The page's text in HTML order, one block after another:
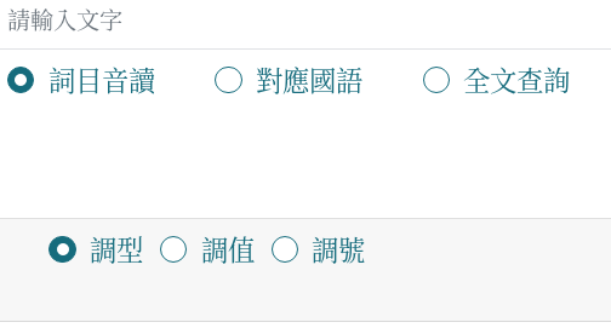
詞目音讀 對應國語 全文查詢
調型 調值 調號